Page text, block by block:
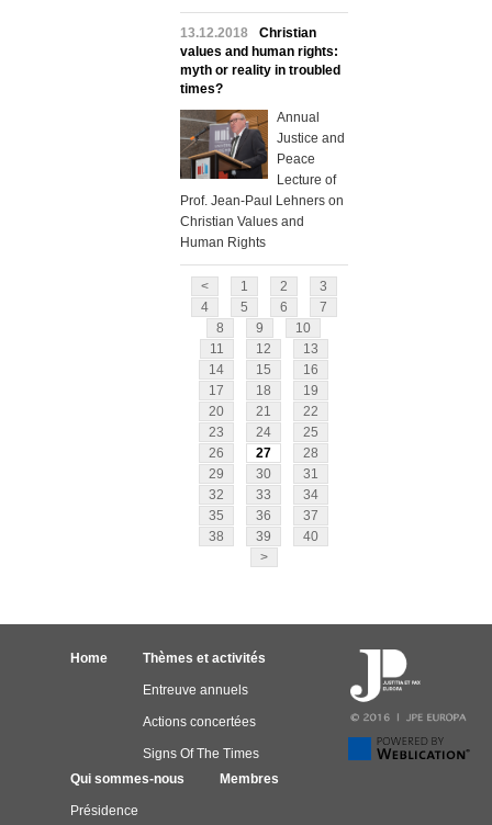
13.12.2018
Christian
values and human rights:
myth or reality in troubled
times?
Annual
Justice and
Peace
Lecture of
Prof. Jean-Paul Lehners on
Christian Values and
Human Rights
< 1 2
3
4
5 6
7
8
9
10
11
12
13
14
15
16
17
18
19
20
21
22
23
24
25
26
27
28
29
30
31
32
33
34
35
36
37
38
39
40
>
Home Thèmes et activités
Entreuve annuels
Actions concertées
Signs Of The Times
Qui sommes-nous
Présidence
Membres